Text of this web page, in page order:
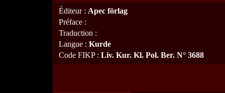
Éditeur: Apec förlag
Préface :
Traduction :
Langue : Kurde
Code FIKP: Liv. Kur. Kl. Pol. Ber. N° 3688